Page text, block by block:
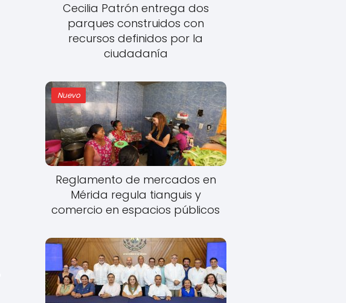
Cecilia Patrón entrega dos
parques construidos con
recursos definidos por la
ciudadanía
Nuevo
Reglamento de mercados en
Mérida regula tianguis y
comercio en espacios públicos